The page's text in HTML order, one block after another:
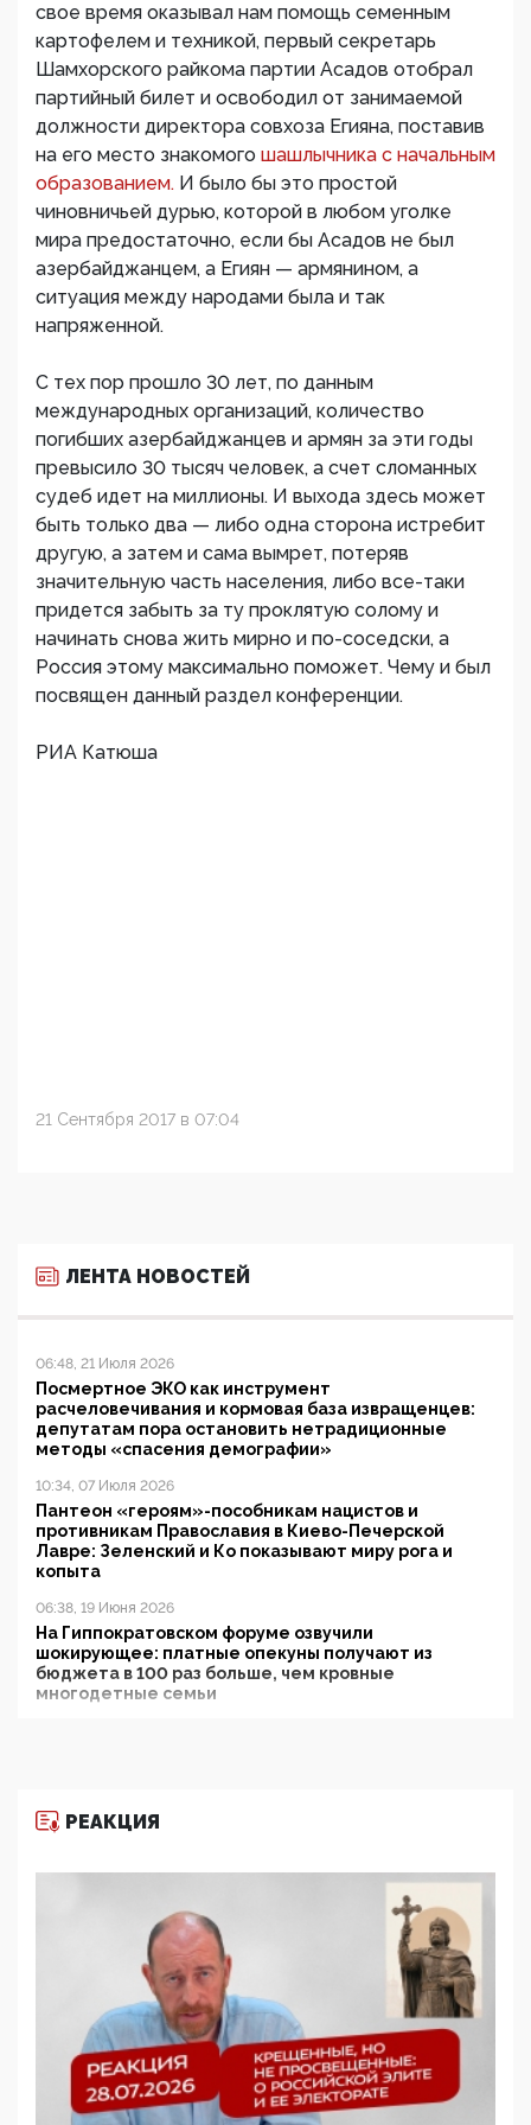
свое время оказывал нам помощь семенным
картофелем и техникой, первый секретарь
Шамхорского райкома партии Асадов отобрал
партийный билет и освободил от занимаемой
должности директора совхоза Егияна, поставив
на его место знакомого шашлычника с начальным
образованием. И было бы это простой
чиновничьей дурью, которой в любом уголке
мира предостаточно, если бы Асадов не был
азербайджанцем, а Егиян — армянином, а
ситуация между народами была и так
напряженной.
С тех пор прошло 30 лет, по данным
международных организаций, количество
погибших азербайджанцев и армян за эти годы
превысило 30 тысяч человек, а счет сломанных
судеб идет на миллионы. И выхода здесь может
быть только два — либо одна сторона истребит
другую, а затем и сама вымрет, потеряв
значительную часть населения, либо все-таки
придется забыть за ту проклятую солому и
начинать снова жить мирно и по-соседски, а
Россия этому максимально поможет. Чему и был
посвящен данный раздел конференции.
РИА Катюша
21 Сентября 2017 в 07:04
ЛЕНТА НОВОСТЕЙ
06:48, 21 Июля 2026
Посмертное ЭКО как инструмент
расчеловечивания и кормовая база извращенцев:
депутатам пора остановить нетрадиционные
методы «спасения демографии»
10:34, 07 Июля 2026
Пантеон «героям»-пособникам нацистов и
противникам Православия в Киево-Печерской
Лавре: Зеленский и Ко показывают миру рога и
копыта
06:38, 19 Июня 2026
На Гиппократовском форуме озвучили
шокирующее: платные опекуны получают из
бюджета в 100 раз больше, чем кровные
многодетные семьи
11:53, 09 Июня 2026
деятельность ИИТО ЮНЕСКО в России, но
цифроглобалисты продолжают определять
повестку в образовании
09:43, 01 Июня 2026
5G за счет здоровья граждан: Минцифры намерено
отобрать у регионов и муниципалитетов право
защищать жилые дома и социальные объекты от
05:58, 26 Мая 2026
Роскомнадзор освободили от борца с
РЕАКЦИЯ